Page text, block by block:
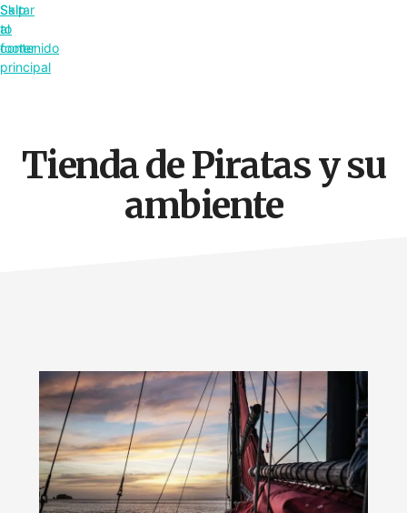
Saltar
al
contenido
principal
Skip
to
footer
Tienda de Piratas y su
ambiente